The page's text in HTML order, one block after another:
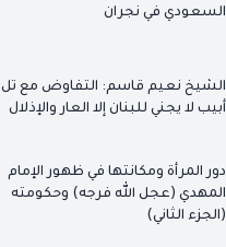
السعودي في نجران
الشيخ نعيم قاسم: التفاوض مع تل
أبيب لا يجني للبنان إلا العار والإذلال
دور المرأة ومكانتها في ظهور الإمام
المهدي (عجل الله فرجه) وحكومته
(الجزء الثاني)